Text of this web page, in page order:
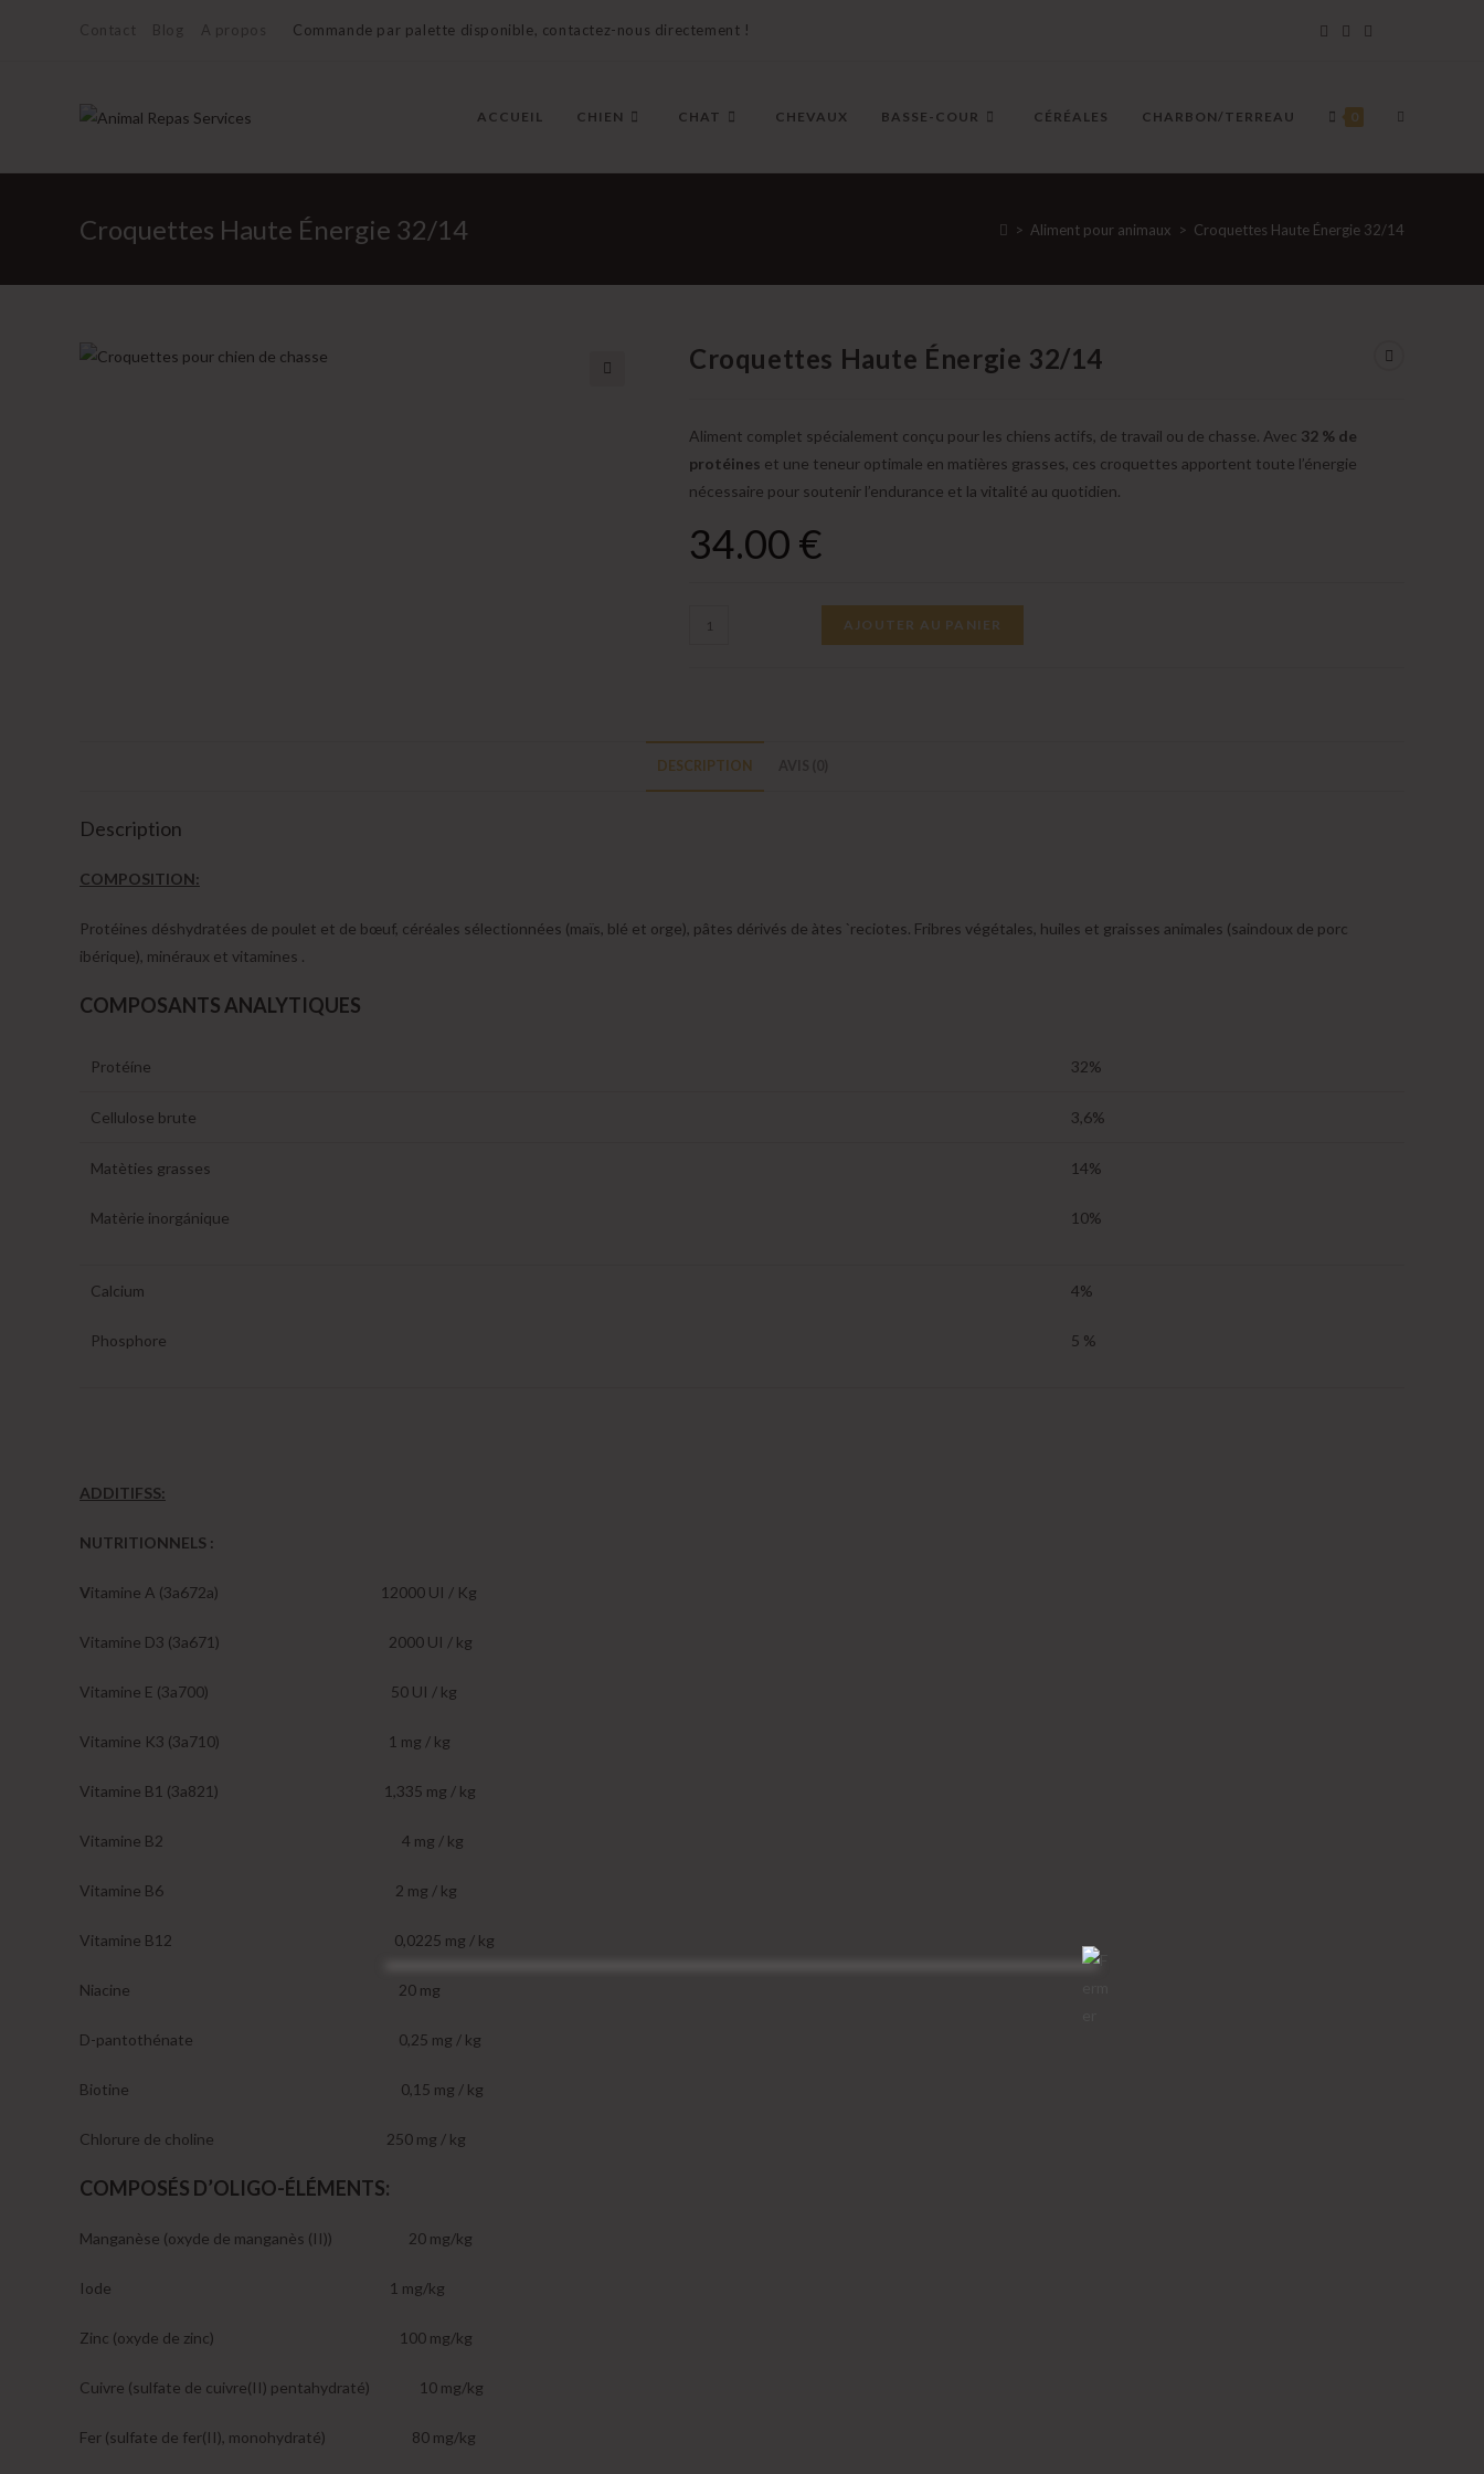
Contact Blog A propos Commande par palette disponible, contactez-nous directement !
ACCUEIL CHIEN CHAT CHEVAUX BASSE-COUR CÉRÉALES CHARBON/TERREAU 0 TOGGLE
WEBSITE
Croquettes Haute Énergie 32/14 > Aliment pour animaux > Croquettes Haute Énergie 32/14
Croquettes Haute Énergie 32/14
Aliment complet spécialement conçu pour les chiens actifs, de travail ou de chasse. Avec 32 % de
protéines et une teneur optimale en matières grasses, ces croquettes apportent toute l’énergie
nécessaire pour soutenir l’endurance et la vitalité au quotidien.
34.00 €
quantité
32/14
AJOUTER AU PANIER
DESCRIPTION
Description
COMPOSITION:
Protéines déshydratées de poulet et de bœuf, céréales sélectionnées (maïs, blé et orge), pâtes dérivés de àtes `reciotes. Fribres végétales, huiles et graisses animales (saindoux de porc
ibérique), minéraux et vitamines .
COMPOSANTS ANALYTIQUES
Protéíne 32%
Cellulose brute 3,6%
Matèties grasses
Matèrie inorgánique
14%
10%
Calcium
Phosphore
4%
5 %
ADDITIFSS:
NUTRITIONNELS :
Vitamine A (3a672a) 12000 UI / Kg
Vitamine D3 (3a671) 2000 UI / kg
Vitamine E (3a700) 50 UI / kg
Vitamine K3 (3a710) 1 mg / kg
Vitamine B1 (3a821) 1,335 mg / kg
Vitamine B2 4 mg / kg
Vitamine B6 2 mg / kg
Vitamine B12 0,0225 mg / kg
Niacine 20 mg
D-pantothénate 0,25 mg / kg
Biotine 0,15 mg / kg
Chlorure de choline 250 mg / kg
COMPOSÉS D’OLIGO-ÉLÉMENTS:
Manganèse (oxyde de manganès (II)) 20 mg/kg
Iode 1 mg/kg
Zinc (oxyde de zinc) 100 mg/kg
Cuivre (sulfate de cuivre(II) pentahydraté) 10 mg/kg
Fer (sulfate de fer(II), monohydraté) 80 mg/kg